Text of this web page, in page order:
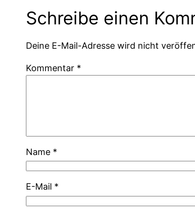
Schreibe einen
Deine E-Mail-Adresse wird nicht
Kommentar *
Name *
E-Mail *